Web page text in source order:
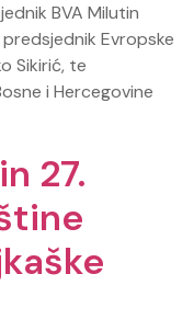
BVA Milutin
Evropske
Sikirić, te
i Hercegovine
27.